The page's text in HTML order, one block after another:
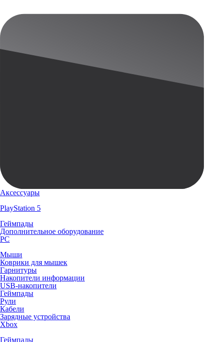
Аксессуары
PlayStation 5
Геймпады
Дополнительное оборудование
PC
Мыши
Коврики для мышек
Гарнитуры
Накопители информации
USB-накопители
Геймпады
Рули
Кабели
Зарядные устройства
Xbox
Геймпады